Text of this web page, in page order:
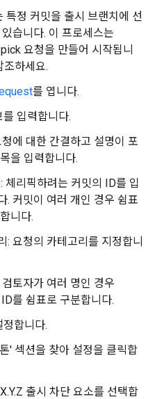
특정 커밋을 출시 브랜치에 선
습니다. 이 프로세스는
요청을 만들어 시작됩니
조하세요.
를 엽니다.
입력합니다.
에 대한 간결하고 설명이 포
을 입력합니다.
체리픽하려는 커밋의 ID를 입
. 커밋이 여러 개인 경우 쉼표
니다.
: 요청의 카테고리를 지정합니
검토자가 여러 명인 경우
를 쉼표로 구분합니다.
합니다.
' 섹션을 찾아 설정을 클릭합
출시 차단 요소를 선택합